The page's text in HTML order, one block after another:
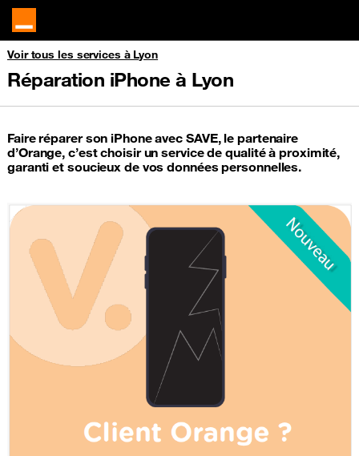
Voir tous les services à Lyon
Réparation iPhone à Lyon
Faire réparer son iPhone avec SAVE, le partenaire
d’Orange, c’est choisir un service de qualité à proximité,
garanti et soucieux de vos données personnelles.